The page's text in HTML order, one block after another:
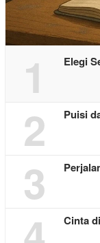
1 Elegi
2 Puisi
3
Cinta